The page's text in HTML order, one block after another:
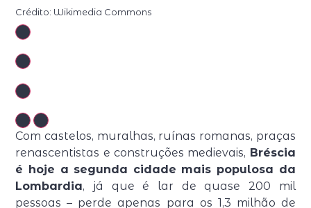
Crédito: Wikimedia Commons
Com castelos, muralhas, ruínas romanas, praças
renascentistas e construções medievais, Bréscia
é hoje a segunda cidade mais populosa da
Lombardia, já que é lar de quase 200 mil
pessoas – perde apenas para os 1,3 milhão de